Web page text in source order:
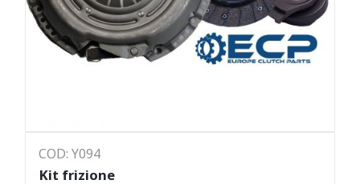
COD: Y094
Kit frizione